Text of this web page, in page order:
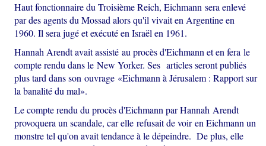
Haut fonctionnaire du Troisième Reich, Eichmann sera enlevé
par des agents du Mossad alors qu'il vivait en Argentine en
1960. Il sera jugé et exécuté en Israël en 1961.
Hannah Arendt avait assisté au procès d'Eichmann et en fera le
compte rendu dans le New Yorker. Ses articles seront publiés
plus tard dans son ouvrage «Eichmann à Jérusalem : Rapport sur
la banalité du mal».
Le compte rendu du procès d'Eichmann par Hannah Arendt
provoquera un scandale, car elle refusait de voir en Eichmann un
monstre tel qu'on avait tendance à le dépeindre. De plus, elle